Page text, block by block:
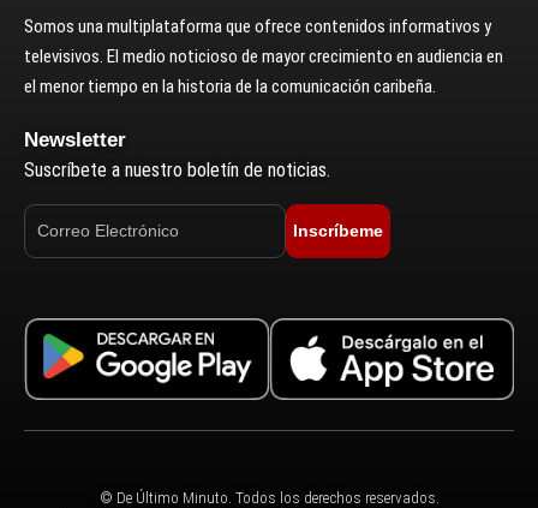
Somos una multiplataforma que ofrece contenidos informativos y
televisivos. El medio noticioso de mayor crecimiento en audiencia en
el menor tiempo en la historia de la comunicación caribeña.
Newsletter
Suscríbete a nuestro boletín de noticias.
Inscríbeme
© De Último Minuto. Todos los derechos reservados.